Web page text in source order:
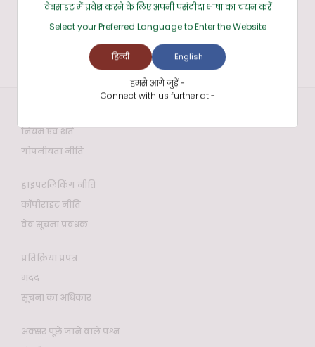
नियम एवं शर्तें
गोपनीयता नीति
हाइपरलिंकिंग नीति
कॉपीराइट नीति
वेब सूचना प्रबंधक
प्रतिक्रिया प्रपत्र
मदद
सूचना का अधिकार
अक्सर पूछे जाने वाले प्रश्न
वेबसाइट में प्रवेश करने के लिए अपनी पसंदीदा भाषा का चयन करें
Select your Preferred Language to Enter the Website
हिन्दी English
हमसे आगे जुड़ें -
Connect with us further at -